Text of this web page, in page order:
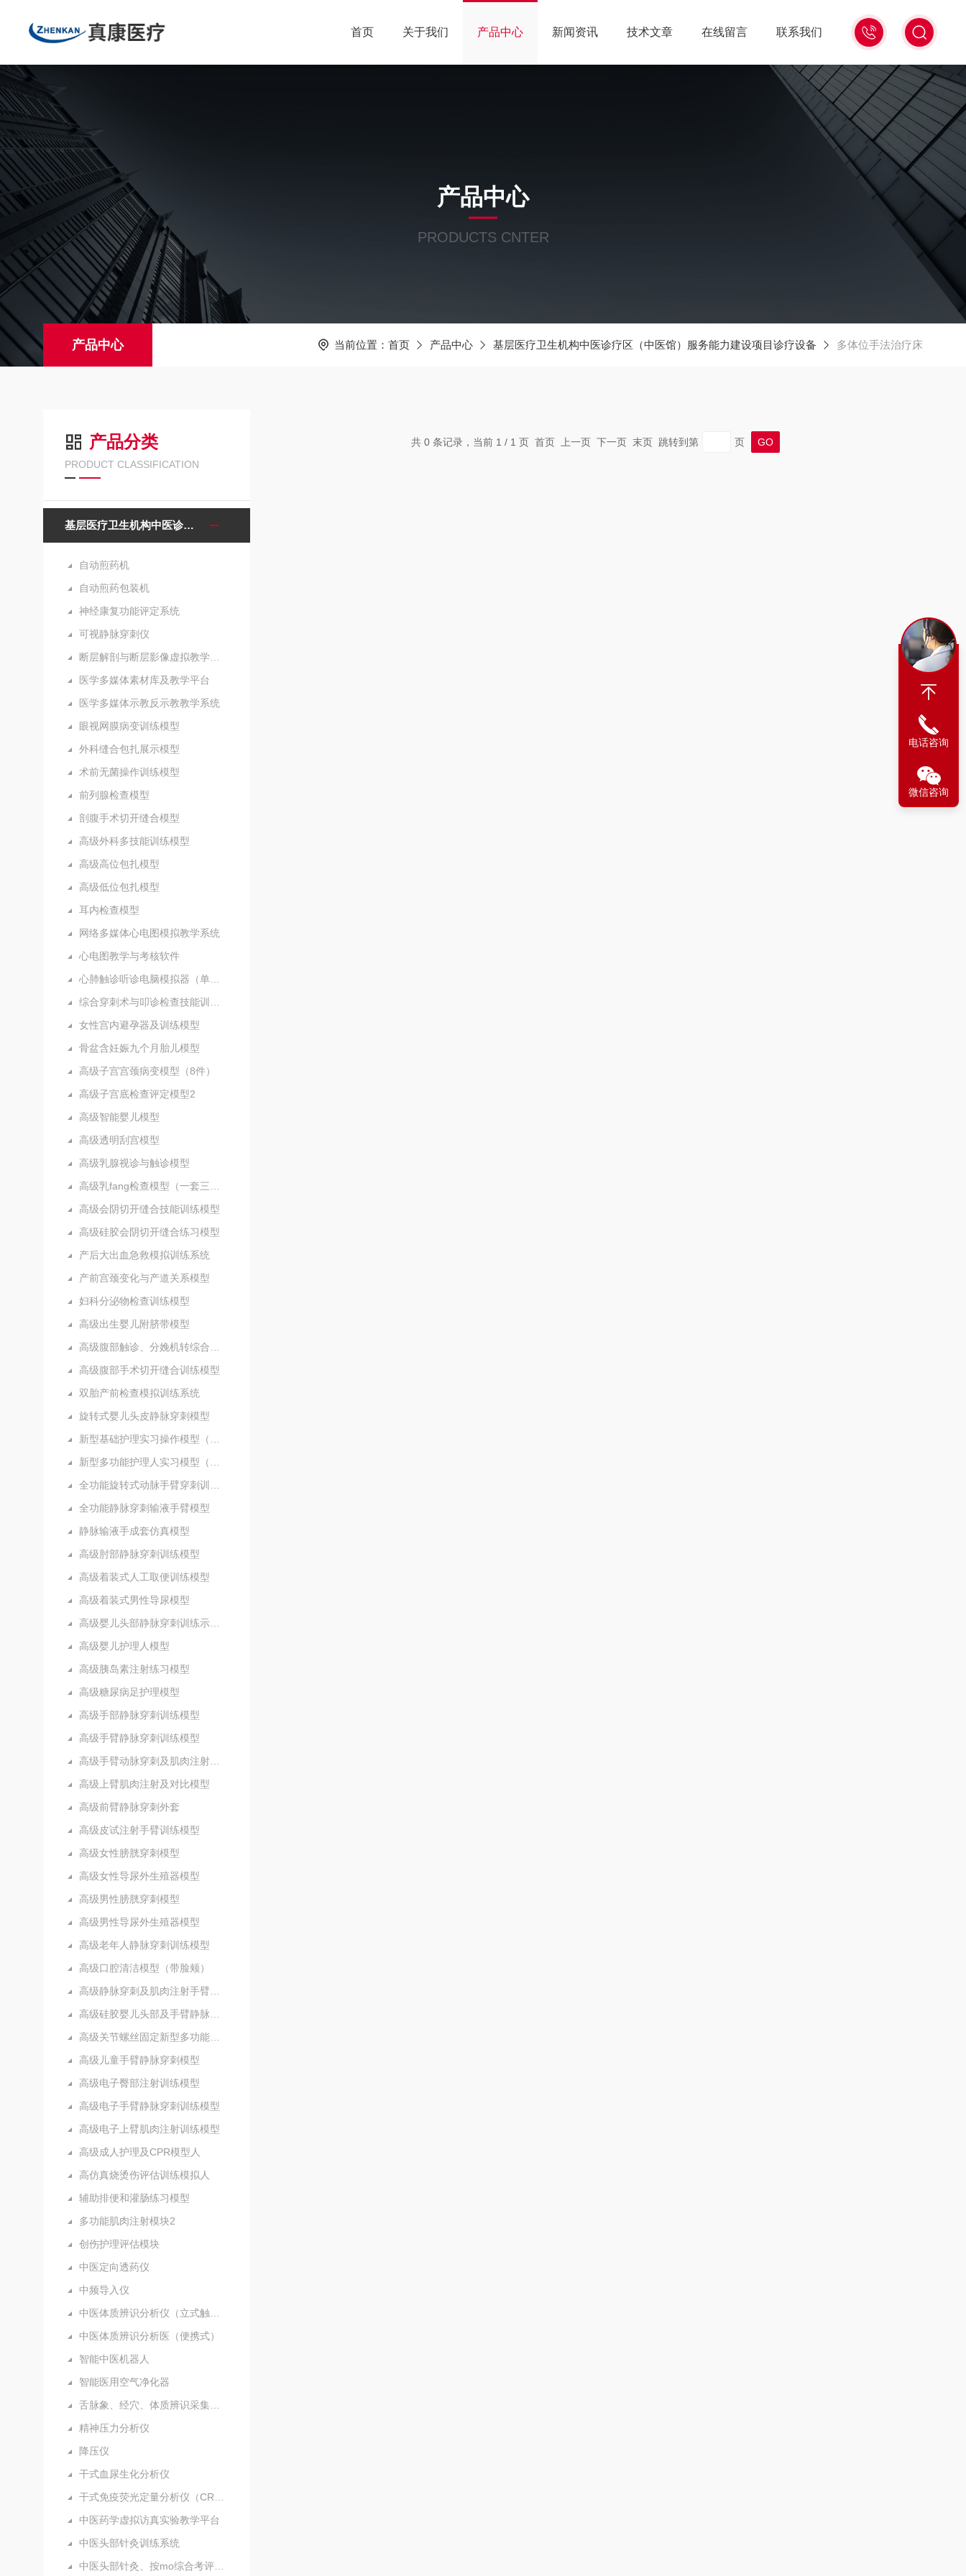
021-
56528785
首页 关于我们 产品中心 新闻资讯 技术文章 在线留言 联系我们
产品中心
PRODUCTS CNTER
产品中心 当前位置： 首页 产品中心 基层医疗卫生机构中医诊疗区（中医馆）服务能力建设项目诊疗设备 多体位手法治疗床
产品分类
PRODUCT CLASSIFICATION
基层医疗卫生机构中医诊疗区（中医馆）服务能力建设项目诊疗设备
自动煎药机
自动煎药包装机
神经康复功能评定系统
可视静脉穿刺仪
医学多媒体素材库及教学平台
医学多媒体示教反示教教学系统
眼视网膜病变训练模型
外科缝合包扎展示模型
术前无菌操作训练模型
前列腺检查模型
剖腹手术切开缝合模型
高级外科多技能训练模型
高级高位包扎模型
高级低位包扎模型
耳内检查模型
网络多媒体心电图模拟教学系统
心电图教学与考核软件
女性宫内避孕器及训练模型
骨盆含妊娠九个月胎儿模型
高级子宫宫颈病变模型（8件）
高级子宫底检查评定模型2
高级智能婴儿模型
高级透明刮宫模型
高级乳腺视诊与触诊模型
高级会阴切开缝合技能训练模型
高级硅胶会阴切开缝合练习模型
产后大出血急救模拟训练系统
产前宫颈变化与产道关系模型
妇科分泌物检查训练模型
高级出生婴儿附脐带模型
高级腹部手术切开缝合训练模型
双胎产前检查模拟训练系统
旋转式婴儿头皮静脉穿刺模型
全功能静脉穿刺输液手臂模型
静脉输液手成套仿真模型
高级肘部静脉穿刺训练模型
高级着装式人工取便训练模型
高级着装式男性导尿模型
高级婴儿护理人模型
高级胰岛素注射练习模型
高级糖尿病足护理模型
高级手部静脉穿刺训练模型
高级手臂静脉穿刺训练模型
高级上臂肌肉注射及对比模型
高级前臂静脉穿刺外套
高级皮试注射手臂训练模型
高级女性膀胱穿刺模型
高级女性导尿外生殖器模型
高级男性膀胱穿刺模型
高级男性导尿外生殖器模型
高级老年人静脉穿刺训练模型
高级口腔清洁模型（带脸颊）
高级儿童手臂静脉穿刺模型
高级电子臀部注射训练模型
高级电子手臂静脉穿刺训练模型
高级电子上臂肌肉注射训练模型
高级成人护理及CPR模型人
高仿真烧烫伤评估训练模拟人
辅助排便和灌肠练习模型
多功能肌肉注射模块2
创伤护理评估模块
中医定向透药仪
中频导入仪
中医体质辨识分析医（便携式）
智能中医机器人
智能医用空气净化器
精神压力分析仪
降压仪
干式血尿生化分析仪
中医药学虚拟访真实验教学平台
中医头部针灸训练系统
共 0 条记录，当前 1 / 1 页 首页 上一页 下一页 末页 跳转到第 页
电话咨询
微信咨询